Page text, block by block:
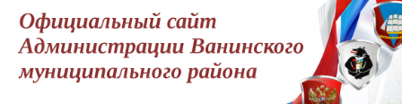
Версия для слабовидящих: